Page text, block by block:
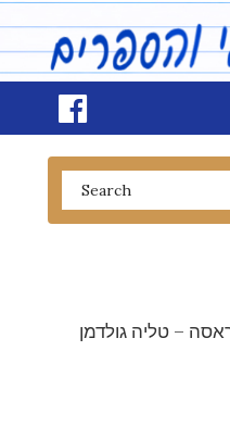
– טליה גולדמן